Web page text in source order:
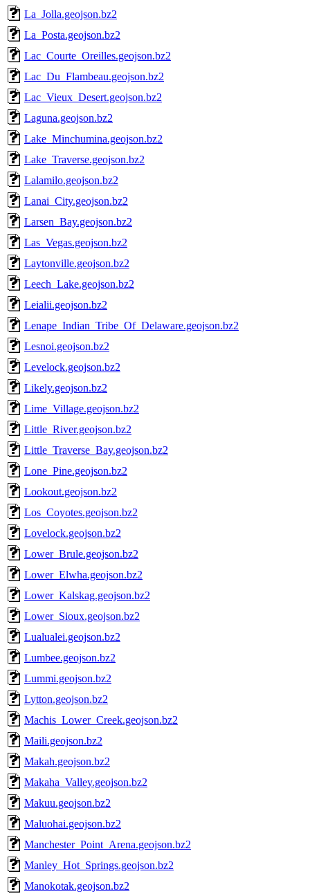
La_Jolla.geojson.bz2
La_Posta.geojson.bz2
Lac_Courte_Oreilles.geojson.bz2
Lac_Du_Flambeau.geojson.bz2
Lac_Vieux_Desert.geojson.bz2
Laguna.geojson.bz2
Lake_Minchumina.geojson.bz2
Lake_Traverse.geojson.bz2
Lalamilo.geojson.bz2
Lanai_City.geojson.bz2
Larsen_Bay.geojson.bz2
Las_Vegas.geojson.bz2
Laytonville.geojson.bz2
Leech_Lake.geojson.bz2
Leialii.geojson.bz2
Lenape_Indian_Tribe_Of_Delaware.geojson.bz2
Lesnoi.geojson.bz2
Levelock.geojson.bz2
Likely.geojson.bz2
Lime_Village.geojson.bz2
Little_River.geojson.bz2
Little_Traverse_Bay.geojson.bz2
Lone_Pine.geojson.bz2
Lookout.geojson.bz2
Los_Coyotes.geojson.bz2
Lovelock.geojson.bz2
Lower_Brule.geojson.bz2
Lower_Elwha.geojson.bz2
Lower_Kalskag.geojson.bz2
Lower_Sioux.geojson.bz2
Lualualei.geojson.bz2
Lumbee.geojson.bz2
Lummi.geojson.bz2
Lytton.geojson.bz2
Machis_Lower_Creek.geojson.bz2
Maili.geojson.bz2
Makah.geojson.bz2
Makaha_Valley.geojson.bz2
Makuu.geojson.bz2
Maluohai.geojson.bz2
Manchester_Point_Arena.geojson.bz2
Manley_Hot_Springs.geojson.bz2
Manokotak.geojson.bz2